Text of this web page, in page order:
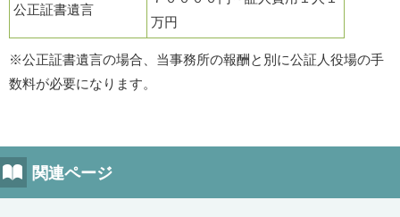
公正証書遺言
万円
※公正証書遺言の場合、当事務所の報酬と別に公証人役場の手
数料が必要になります。
関連ページ